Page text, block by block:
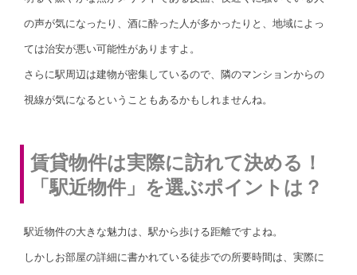
の声が気になったり、酒に酔った人が多かったりと、地域によっ
ては治安が悪い可能性がありますよ。
さらに駅周辺は建物が密集しているので、隣のマンションからの
視線が気になるということもあるかもしれませんね。
賃貸物件は実際に訪れて決める！
「駅近物件」を選ぶポイントは？
駅近物件の大きな魅力は、駅から歩ける距離ですよね。
しかしお部屋の詳細に書かれている徒歩での所要時間は、実際に